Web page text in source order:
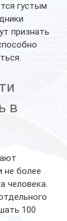
густым
признать
в
не более
человека.
100